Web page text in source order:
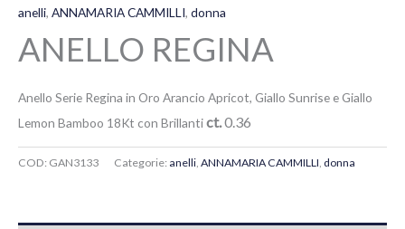
anelli, ANNAMARIA CAMMILLI, donna
ANELLO REGINA
Anello Serie Regina in Oro Arancio Apricot, Giallo Sunrise e Giallo
Lemon Bamboo 18Kt con Brillantict.0.36
COD: GAN3133 Categorie: anelli, ANNAMARIA CAMMILLI, donna